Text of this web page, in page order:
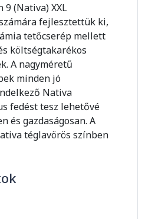
9 (Nativa) XXL
fejlesztettük ki,
tetőcserép mellett
költségtakarékos
A nagyméretű
minden jó
Nativa
fedést tesz lehetővé
és gazdaságosan. A
téglavörös színben